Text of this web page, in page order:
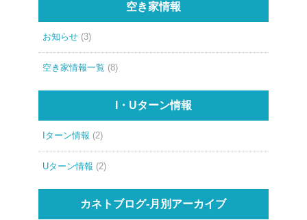
空き家情報
お知らせ(3)
空き家情報一覧 (8)
I・Uターン情報
Iターン情報 (2)
Uターン情報 (2)
カネトブログ-月別アーカイブ